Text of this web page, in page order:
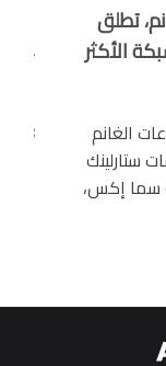
تطلق
الأكثر
الغانم
ستارلينك
سما إكس،